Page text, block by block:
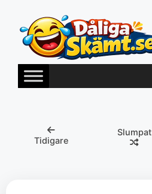
innehåll
Tidigare
Slumpat